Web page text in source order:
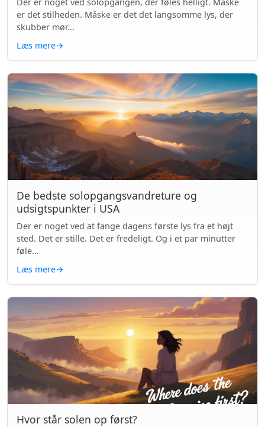
er det stilheden. Måske er det det langsomme lys, der
skubber mør...
Læs mere→
De bedste solopgangsvandreture og
udsigtspunkter i USA
Der er noget ved at fange dagens første lys fra et højt
sted. Det er stille. Det er fredeligt. Og i et par minutter
føle...
Læs mere→
Hvor står solen op først?